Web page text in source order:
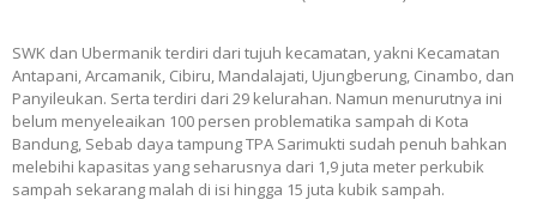
SWK dan Ubermanik terdiri dari tujuh kecamatan, yakni Kecamatan
Antapani, Arcamanik, Cibiru, Mandalajati, Ujungberung, Cinambo, dan
Panyileukan. Serta terdiri dari 29 kelurahan. Namun menurutnya ini
belum menyeleaikan 100 persen problematika sampah di Kota
Bandung, Sebab daya tampung TPA Sarimukti sudah penuh bahkan
melebihi kapasitas yang seharusnya dari 1,9 juta meter perkubik
sampah sekarang malah di isi hingga 15 juta kubik sampah.